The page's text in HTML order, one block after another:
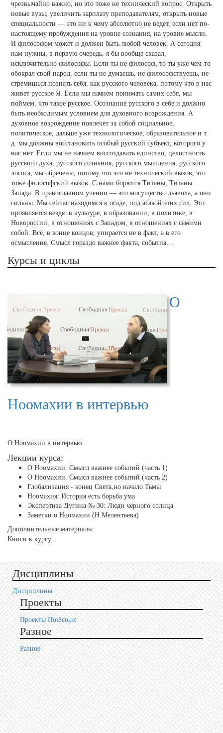
Курсы и циклы
О
Ноомахии в интервью
О Ноомахии в интервью.
Лекции курса:
О Ноомахии. Смысл важнее событий (часть 1)
О Ноомахии. Смысл важнее событий (часть 2)
Глобализация - конец Света,но начало Тьмы
Ноомахия: История есть борьба ума
Экспертиза Дугина № 30: Люди черного солнца
Заметки о Ноомахии (Н.Мелентьева)
Дополнительные материалы
Книги к курсу:
Дисциплины
Дисциплины
Проекты
Проекты Пαιδευμα
Разное
Разное